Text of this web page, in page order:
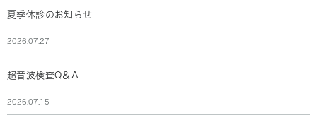
夏季休診のお知らせ
2026.07.27
超音波検査Q＆A
2026.07.15